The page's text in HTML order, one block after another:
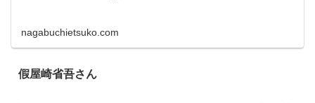
nagabuchietsuko.com
假屋崎省吾さん